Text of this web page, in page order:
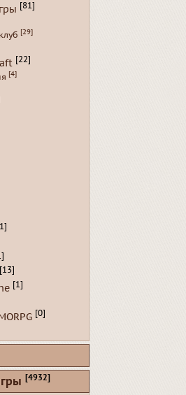
[81]
[29]
[22]
[4]
[1]
[13]
[1]
[0]
[4932]